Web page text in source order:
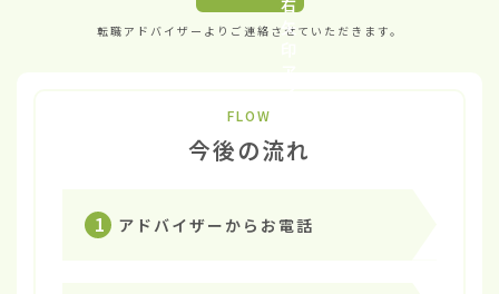
転職アドバイザーよりご連絡させていただきます。
FLOW
今後の流れ
1 アドバイザーからお電話